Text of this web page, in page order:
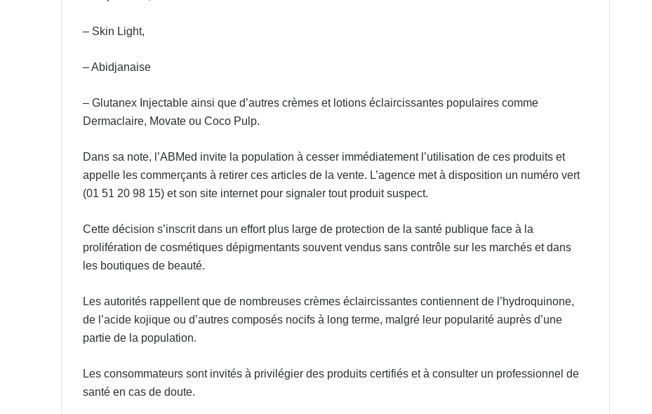
– Skin Light,
– Abidjanaise
– Glutanex Injectable ainsi que d’autres crèmes et lotions éclaircissantes populaires comme
Dermaclaire, Movate ou Coco Pulp.
Dans sa note, l’ABMed invite la population à cesser immédiatement l’utilisation de ces produits et
appelle les commerçants à retirer ces articles de la vente. L’agence met à disposition un numéro vert
(01 51 20 98 15) et son site internet pour signaler tout produit suspect.
Cette décision s’inscrit dans un effort plus large de protection de la santé publique face à la
prolifération de cosmétiques dépigmentants souvent vendus sans contrôle sur les marchés et dans
les boutiques de beauté.
Les autorités rappellent que de nombreuses crèmes éclaircissantes contiennent de l’hydroquinone,
de l’acide kojique ou d’autres composés nocifs à long terme, malgré leur popularité auprès d’une
partie de la population.
Les consommateurs sont invités à privilégier des produits certifiés et à consulter un professionnel de
santé en cas de doute.